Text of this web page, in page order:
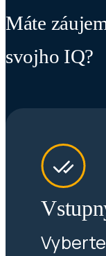
Máte
svojho IQ?